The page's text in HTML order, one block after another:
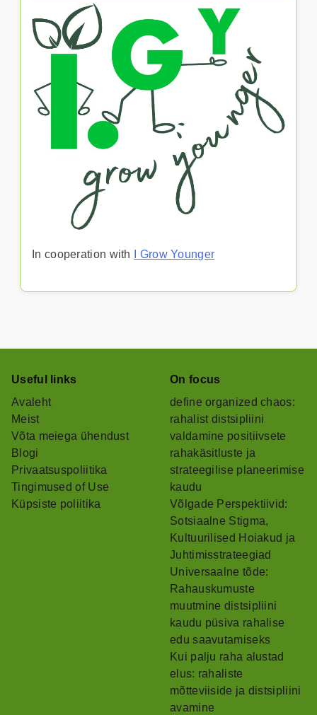
In cooperation with I Grow Younger
Useful links
Avaleht
Meist
Võta meiega ühendust
Blogi
Privaatsuspoliitika
Tingimused of Use
Küpsiste poliitika
On focus
define organized chaos:
rahalist distsipliini
valdamine positiivsete
rahakäsitluste ja
strateegilise planeerimise
kaudu
Võlgade Perspektiivid:
Sotsiaalne Stigma,
Kultuurilised Hoiakud ja
Juhtimisstrateegiad
Universaalne tõde:
Rahauskumuste
muutmine distsipliini
kaudu püsiva rahalise
edu saavutamiseks
Kui palju raha alustad
elus: rahaliste
mõtteviiside ja distsipliini
avamine